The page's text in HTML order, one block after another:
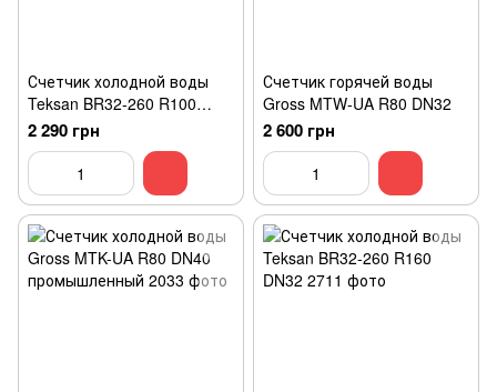
Счетчик холодной воды
Teksan BR32-260 R100
DN32
2 290 грн
Счетчик горячей воды
Gross MTW-UA R80 DN32
2 600 грн